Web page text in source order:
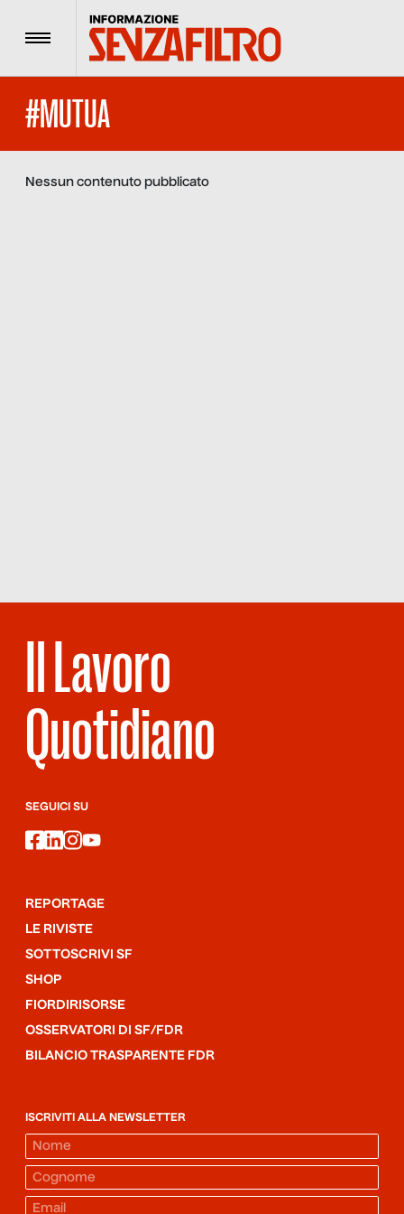
Menu
#MUTUA
Nessun contenuto pubblicato
Il Lavoro
Quotidiano
SEGUICI SU
facebook
linkedin
instagram
youtube
REPORTAGE
LE RIVISTE
SOTTOSCRIVI SF
SHOP
FIORDIRISORSE
OSSERVATORI DI SF/FDR
BILANCIO TRASPARENTE FDR
ISCRIVITI ALLA NEWSLETTER